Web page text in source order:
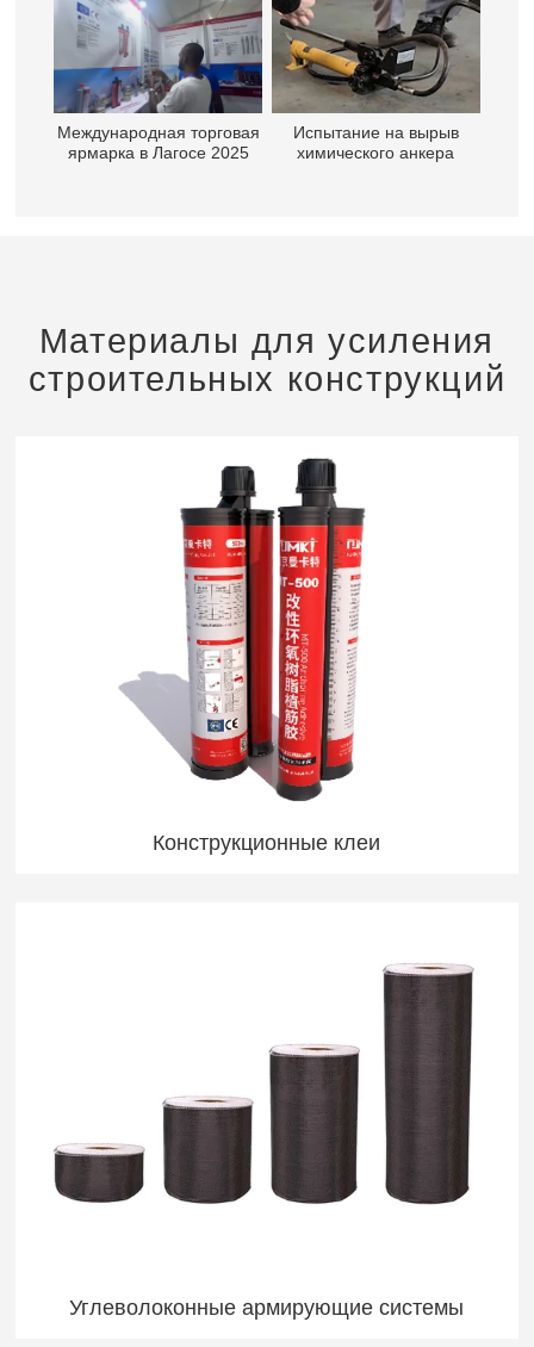
Международная торговая
ярмарка в Лагосе 2025
Испытание на вырыв
химического анкера
Материалы для усиления
строительных конструкций
Конструкционные клеи
Углеволоконные армирующие системы